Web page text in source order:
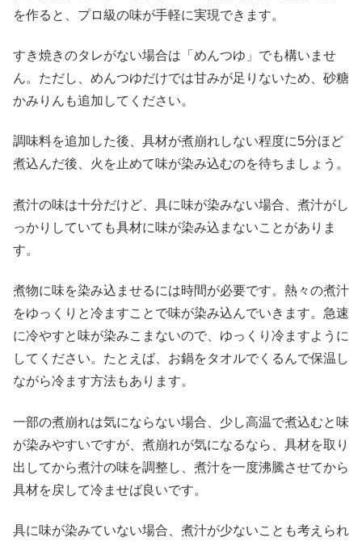
を作ると、プロ級の味が手軽に実現できます。
すき焼きのタレがない場合は「めんつゆ」でも構いませ
ん。ただし、めんつゆだけでは甘みが足りないため、砂糖
かみりんも追加してください。
調味料を追加した後、具材が煮崩れしない程度に5分ほど
煮込んだ後、火を止めて味が染み込むのを待ちましょう。
煮汁の味は十分だけど、具に味が染みない場合、煮汁がし
っかりしていても具材に味が染み込まないことがありま
す。
煮物に味を染み込ませるには時間が必要です。熱々の煮汁
をゆっくりと冷ますことで味が染み込んでいきます。急速
に冷やすと味が染みこまないので、ゆっくり冷ますように
してください。たとえば、お鍋をタオルでくるんで保温し
ながら冷ます方法もあります。
一部の煮崩れは気にならない場合、少し高温で煮込むと味
が染みやすいですが、煮崩れが気になるなら、具材を取り
出してから煮汁の味を調整し、煮汁を一度沸騰させてから
具材を戻して冷ませば良いです。
具に味が染みていない場合、煮汁が少ないことも考えられ